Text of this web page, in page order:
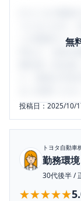
無
うになります
ミの投稿サイ
判など、女性
輩社員（元社
り、将来の不
投稿日：2025/10/
トヨタ自動車
勤務環境
30代後半/
★★★★★
★★★★★